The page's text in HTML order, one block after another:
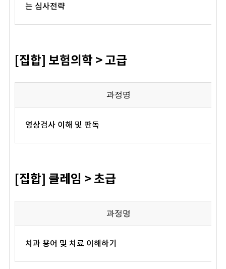
는 심사전략
[집합] 보험의학 > 고급
과정명
영상검사 이해 및 판독
[집합] 클레임 > 초급
과정명
치과 용어 및 치료 이해하기